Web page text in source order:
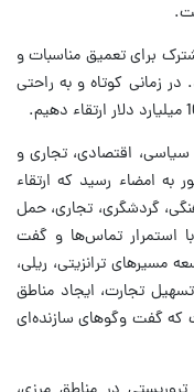
برای تعمیق مناسبات و
زمانی کوتاه و به راحتی
اقتصادی، تجاری و
امضاء رسید که ارتقاء
گردشگری، تجاری، حمل
استمرار تماس‌ها و گفت
مسیرهای ترانزیتی، ریلی،
تجارت، ایجاد مناطق
که گفت وگوهای سازنده‌ای